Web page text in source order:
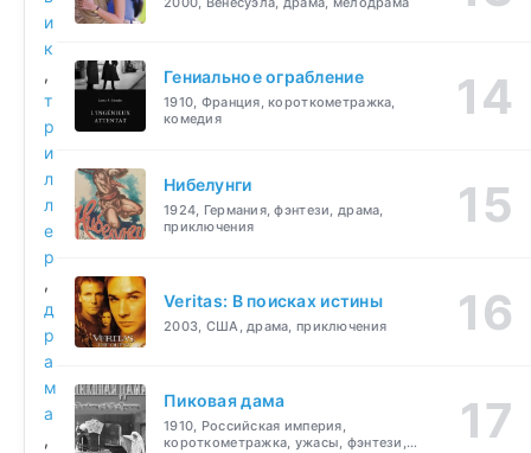
и
к
,
т
р
и
л
л
е
р
,
д
р
а
м
а
,
Гениальное ограбление
1910, Франция, короткометражка,
комедия
Нибелунги
1924, Германия, фэнтези, драма,
приключения
Veritas: В поисках истины
2003, США, драма, приключения
Пиковая дама
1910, Российская империя,
короткометражка, ужасы, фэнтези,